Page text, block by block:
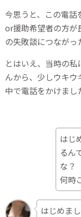
今思うと、この電話
or援助希望者の方が
の失敗談につながっ
とはいえ、当時の
んから、少しウキ
中で電話をかけまし
はじ
るん
な？
何時
はじめまし